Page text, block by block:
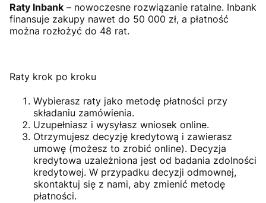
Raty Inbank – nowoczesne rozwiązanie ratalne. Inbank
finansuje zakupy nawet do 50 000 zł, a płatność
można rozłożyć do 48 rat.
Raty krok po kroku
Wybierasz raty jako metodę płatności przy
składaniu zamówienia.
Uzupełniasz i wysyłasz wniosek online.
Otrzymujesz decyzję kredytową i zawierasz
umowę (możesz to zrobić online). Decyzja
kredytowa uzależniona jest od badania zdolności
kredytowej. W przypadku decyzji odmownej,
skontaktuj się z nami, aby zmienić metodę
płatności.